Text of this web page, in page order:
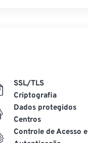
SSL/TLS
Criptografia
Dados protegidos
Centros
Controle de Acesso e